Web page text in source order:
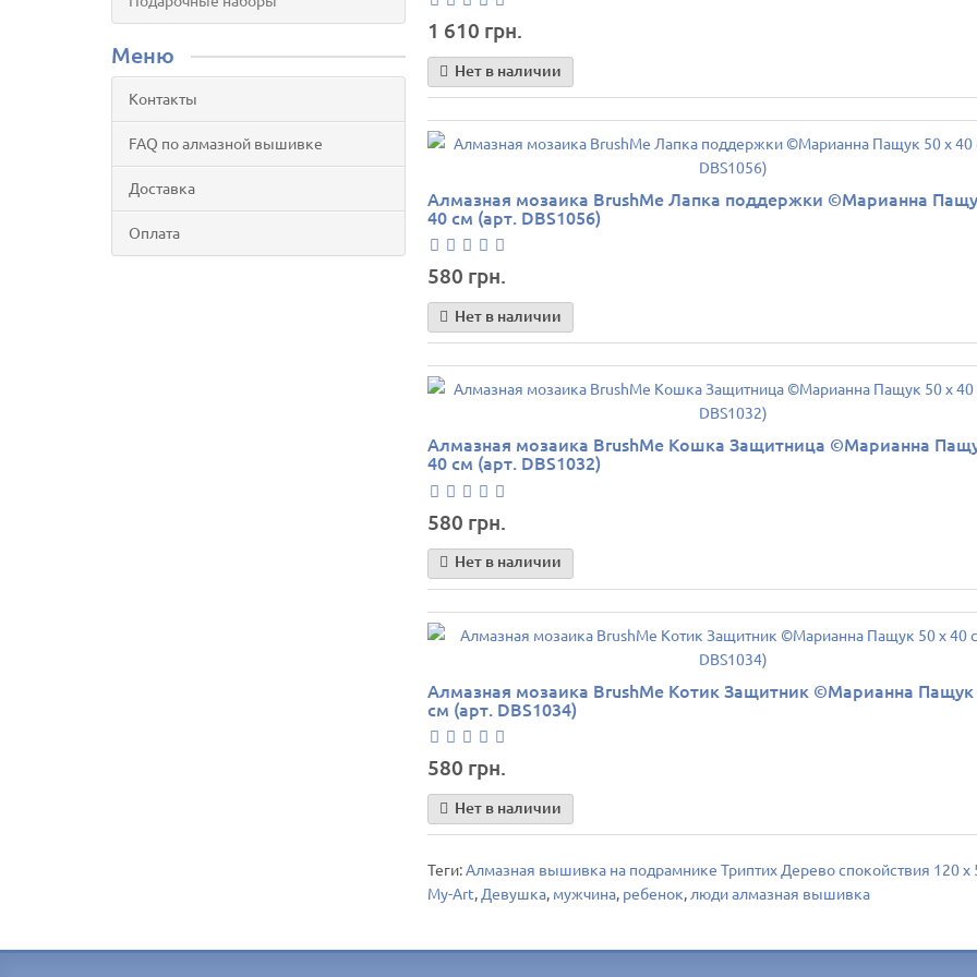
Меню
Контакты
FAQ по алмазной вышивке
Доставка
Оплата
1 610 грн.
Нет в наличии
Алмазная мозаика BrushMe Лапка поддержки ©Марианна
40 см (арт. DBS1056)
580 грн.
Нет в наличии
Алмазная мозаика BrushMe Кошка Защитница ©Марианна
40 см (арт. DBS1032)
580 грн.
Нет в наличии
Алмазная мозаика BrushMe Котик Защитник ©Марианна Пащук
см (арт. DBS1034)
580 грн.
Нет в наличии
Теги:Алмазная вышивка на подрамнике Триптих Дерево спокойствия 120 х
My-Art, Девушка, мужчина, ребенок, люди алмазная вышивка